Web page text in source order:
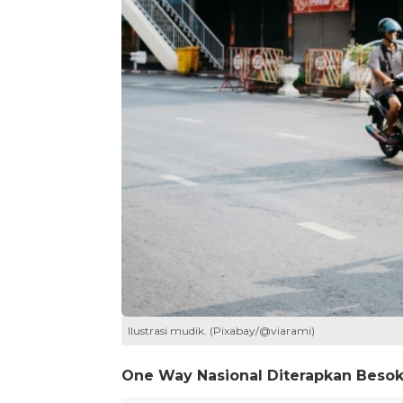
Ilustrasi mudik. (Pixabay/@viarami)
One Way Nasional Diterapkan Besok